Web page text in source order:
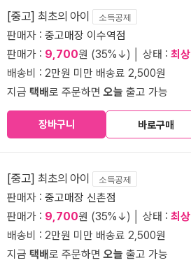
[중고] 최초의 아이 소득공제
판매자 : 중고매장 이수역점
판매가 : 9,700원 (35%↓) │ 상태 : 최상
배송비 : 2만원 미만 배송료 2,500원
지금 택배로 주문하면오늘 출고 가능
장바구니 바로구매
[중고] 최초의 아이 소득공제
판매자 : 중고매장 신촌점
판매가 : 9,700원 (35%↓) │ 상태 : 최상
배송비 : 2만원 미만 배송료 2,500원
지금 택배로 주문하면오늘 출고 가능